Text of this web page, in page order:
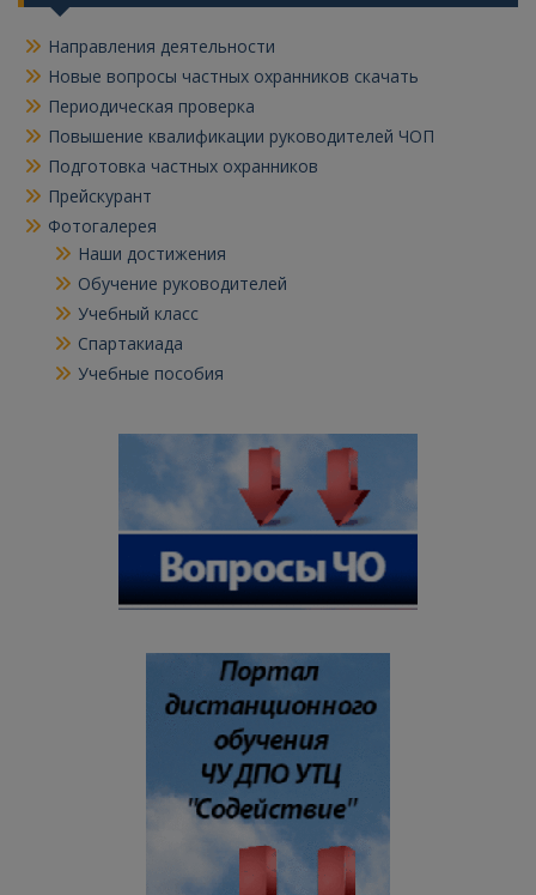
Направления деятельности
Новые вопросы частных охранников скачать
Периодическая проверка
Повышение квалификации руководителей ЧОП
Подготовка частных охранников
Прейскурант
Фотогалерея
Наши достижения
Обучение руководителей
Учебный класс
Спартакиада
Учебные пособия